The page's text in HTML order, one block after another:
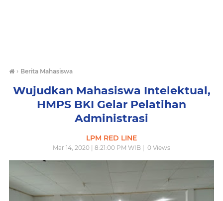
› Berita Mahasiswa
Wujudkan Mahasiswa Intelektual,
HMPS BKI Gelar Pelatihan
Administrasi
LPM RED LINE
Mar 14, 2020 | 8:21:00 PM WIB | 0 Views